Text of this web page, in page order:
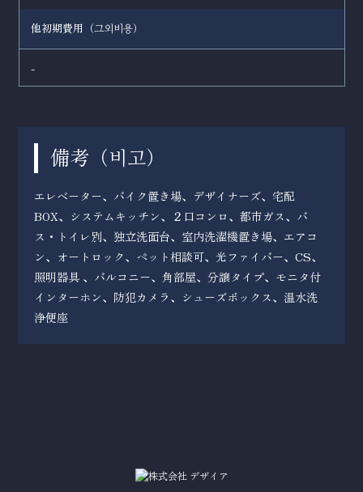
他初期費用（그외비용）
-
備考（ 비고）
エレベーター、バイク置き場、デザイナーズ、宅配
BOX、システムキッチン、２口コンロ、都市ガス、バ
ス・トイレ別、独立洗面台、室内洗濯機置き場、エアコ
ン、オートロック、ペット相談可、光ファイバー、CS、
照明器具 、バルコニー、角部屋、分譲タイプ、モニタ付
インターホン、防犯カメラ、シューズボックス、温水洗
浄便座